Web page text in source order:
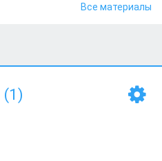
Все материалы
(1)